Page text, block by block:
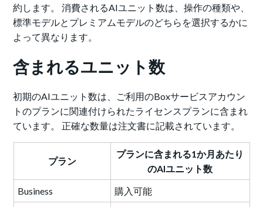
約します。 消費されるAIユニット数は、操作の種類や、
標準モデルとプレミアムモデルのどちらを選択するかに
よって異なります。
含まれるユニット数
初期のAIユニット数は、ご利用のBoxサービスアカウン
トのプランに関連付けられたライセンスプランに含まれ
ています。 正確な数量は注文書に記載されています。
プラン
プランに含まれる1か月あたり
のAIユニット数
Business
購入可能